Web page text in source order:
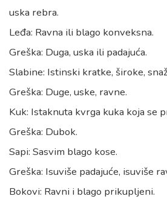
uska rebra.
Leđa: Ravna ili blago konveksna.
Greška: Duga, uska ili padajuća.
Slabine: Istinski kratke, široke,
Greška: Duge, uske, ravne.
Kuk: Istaknuta kvrga kuka koja se
Greška: Dubok.
Sapi: Sasvim blago kose.
Greška: Isuviše padajuće, isuviše
Bokovi: Ravni i blago prikupljeni.